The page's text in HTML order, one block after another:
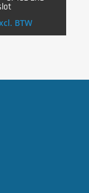
Aankoop
BTW